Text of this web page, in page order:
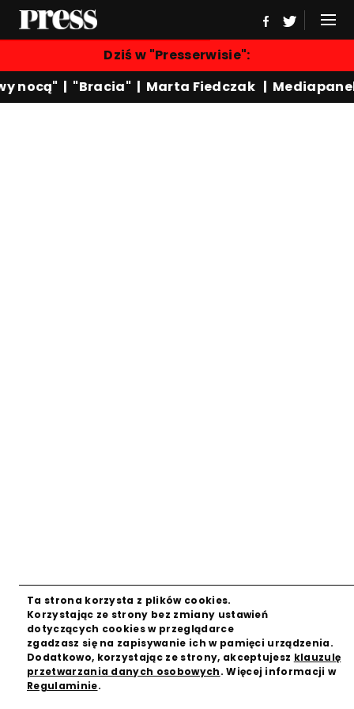
Dziś w "Presserwisie":
nocą" | "Bracia" | Marta Fiedczak |
Ta strona korzysta z plików cookies.
Korzystając ze strony bez zmiany ustawień
dotyczących cookies w przeglądarce
zgadzasz się na zapisywanie ich w pamięci urządzenia.
Dodatkowo, korzystając ze strony, akceptujesz klauzulę
przetwarzania danych osobowych. Więcej informacji w
Regulaminie.